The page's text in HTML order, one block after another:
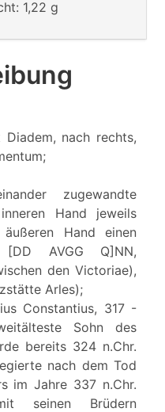
1,22 g
nach rechts,
zugewandte
Hand jeweils
Hand einen
[DD AVGG Q]NN,
den Victoriae),
Arles);
Constantius, 317 -
Sohn des
bereits 324 n.Chr.
nach dem Tod
im Jahre 337 n.Chr.
seinen Brüdern